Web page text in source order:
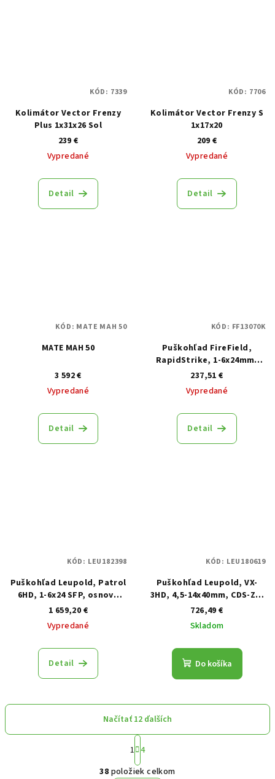
Kolimátor Vector Frenzy
Plus 1x31x26 Sol
239 €
Vypredané
Detail
KÓD: 7339
Kolimátor Vector Frenzy S
1x17x20
209 €
Vypredané
Detail
KÓD: 7706
MATE MAH 50
3 592 €
Vypredané
Detail
KÓD: MATE MAH 50
Puškohľad FireField,
RapidStrike, 1-6x24mm,
osvetlená osnova SFP,
tubus 30mm, čierny
237,51 €
Vypredané
Detail
KÓD: FF13070K
Puškohľad Leupold, Patrol
6HD, 1-6x24 SFP, osnova
osv. FireDot Duplex, tubus
30mm
1 659,20 €
Vypredané
Detail
KÓD: LEU182398
Puškohľad Leupold, VX-
3HD, 4,5-14x40mm, CDS-ZL,
osnova Duplex, tubus 1"
(25,4mm), čierny
726,49 €
Skladom
Do košíka
KÓD: LEU180619
Ovládacie prvky výpisu
Načítať 12 ďalších
Stránkovanie
1 4
38 položiek celkom